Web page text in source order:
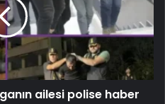
ailesi polise haber